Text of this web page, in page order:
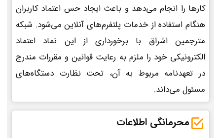
کارها را انجام می‌دهد و باعث ایجاد حس اعتماد کاربران
هنگام استفاده از خدمات پلتفرم‌های آنلاین می‌شود. شبکه
مترجمین اشراق با برخورداری از این نماد اعتماد
الکترونیکی خود را ملزم به رعایت قوانین و مقررات مندرج
در تعهدنامه مربوط به آن، تحت نظارت دستگاه‌های
مسئول می‌داند.
محرمانگی اطلاعات